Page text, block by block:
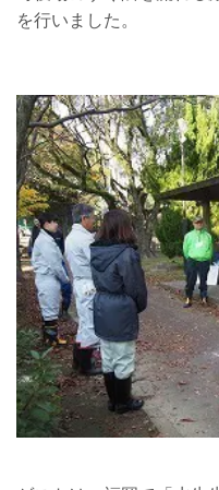
を行いました。